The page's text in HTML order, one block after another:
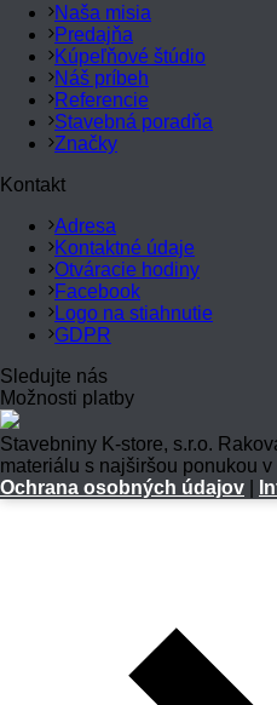
Naša misia
Predajňa
Kúpeľňové štúdio
Náš príbeh
Referencie
Stavebná poradňa
Značky
Kontakt
Adresa
Kontaktné údaje
Otváracie hodiny
Facebook
Logo na stiahnutie
GDPR
Sledujte nás
Možnosti platby
Stavebniny K-store, s.r.o.
materiálu s najširšou ponukou v
Ochrana osobných údajov